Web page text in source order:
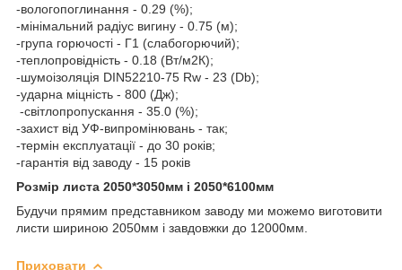
-вологопоглинання - 0.29 (%);
-мінімальний радіус вигину - 0.75 (м);
-група горючості - Г1 (слабогорючий);
-теплопровідність - 0.18 (Вт/м2К);
-шумоізоляція DIN52210-75 Rw - 23 (Db);
-ударна міцність - 800 (Дж);
-світлопропускання - 35.0 (%);
-захист від УФ-випромінювань - так;
-термін експлуатації - до 30 років;
-гарантія від заводу - 15 років
Розмір листа 2050*3050мм і 2050*6100мм
Будучи прямим представником заводу ми можемо виготовити
листи шириною 2050мм і завдовжки до 12000мм.
Приховати